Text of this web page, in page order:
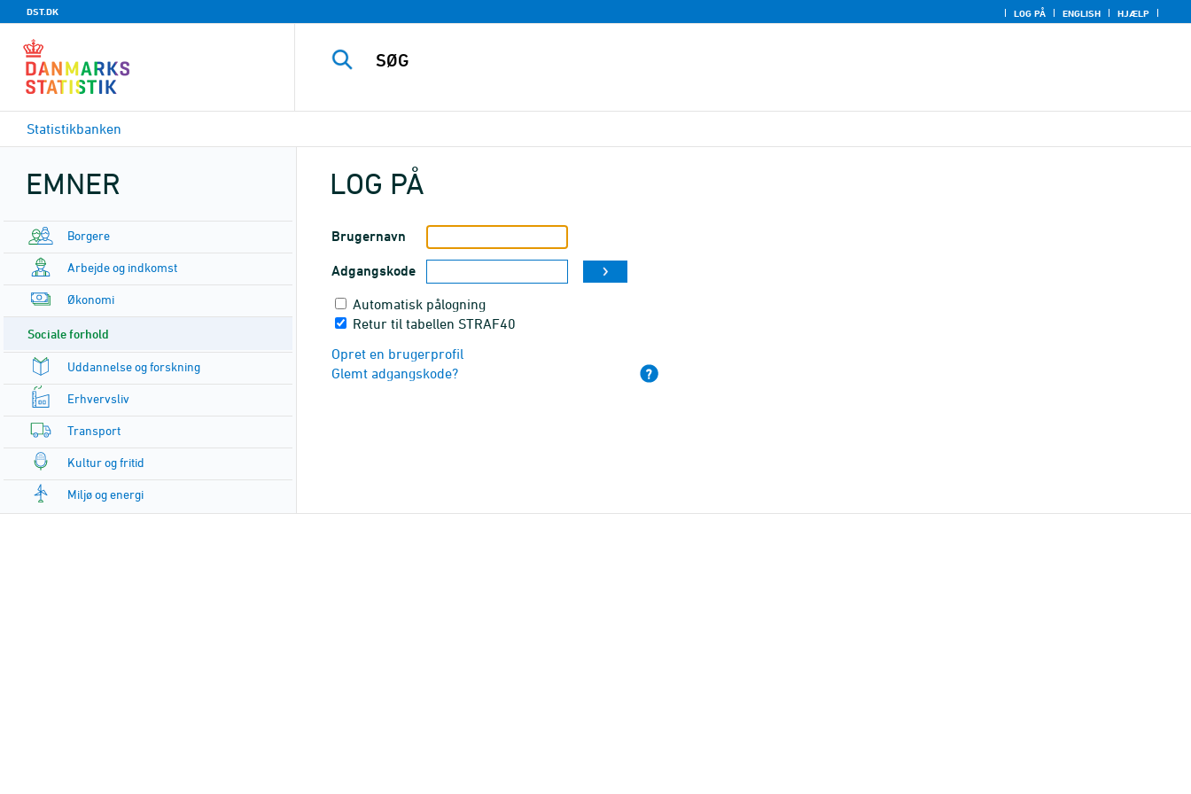
DST.DK LOG PÅ ENGLISH HJÆLP
Statistikbanken
EMNER
Borgere
Arbejde og indkomst
Økonomi
Sociale forhold
Uddannelse og forskning
Erhvervsliv
Transport
Kultur og fritid
Miljø og energi
LOG PÅ
Brugernavn
Adgangskode
Automatisk pålogning
Retur til tabellen STRAF40
Opret en brugerprofil
Glemt adgangskode?